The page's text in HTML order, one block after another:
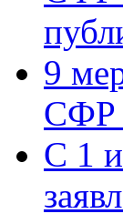
9
СФР
С 1